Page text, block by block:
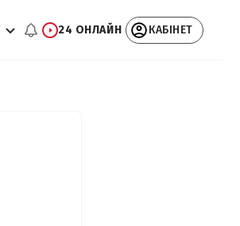
24 ОНЛАЙН КАБІНЕТ